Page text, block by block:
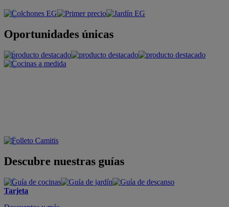
Oportunidades únicas
Descubre nuestras guías
Tarjeta